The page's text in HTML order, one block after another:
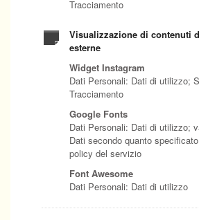
Tracciamento
Visualizzazione di contenuti
esterne
Widget Instagram
Dati Personali: Dati di utilizzo;
Tracciamento
Google Fonts
Dati Personali: Dati di utilizzo;
Dati secondo quanto
policy del servizio
Font Awesome
Dati Personali: Dati di utilizzo